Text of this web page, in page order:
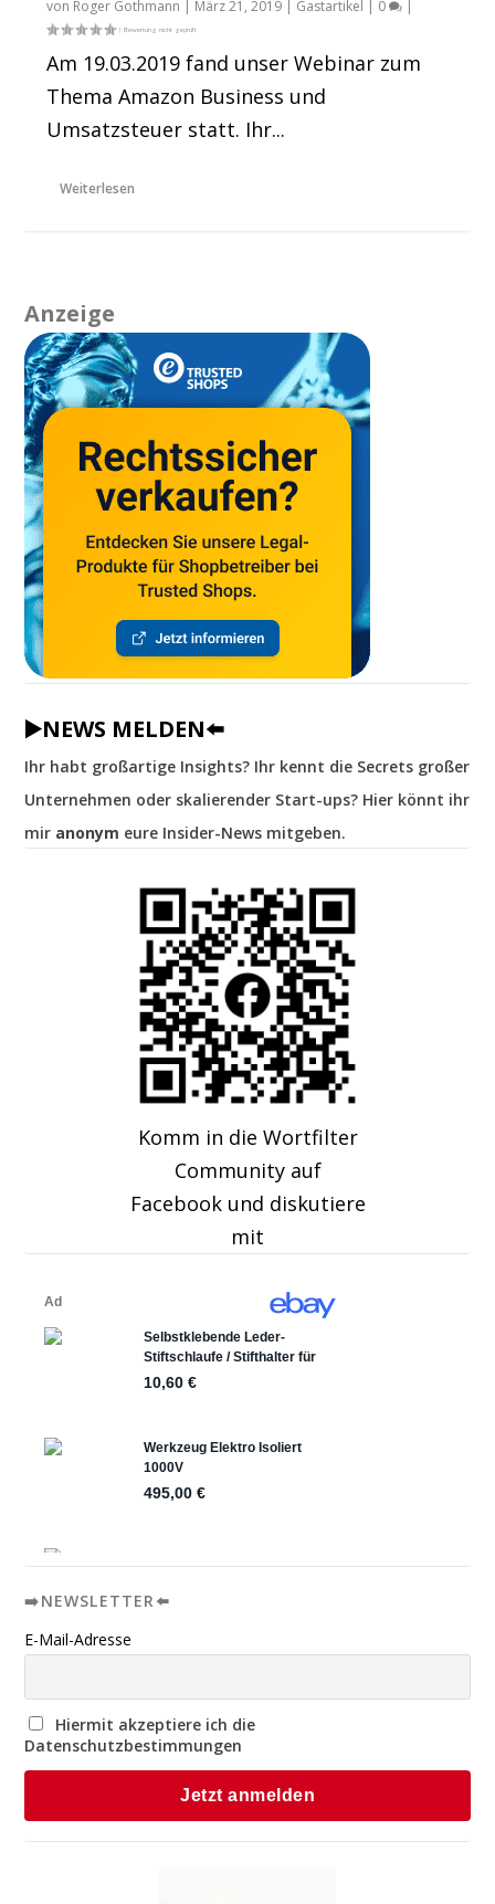
von Roger Gothmann März 21, 2019 Gastartikel 0
Am 19.03.2019 fand unser Webinar zum
Thema Amazon Business und
Umsatzsteuer statt. Ihr...
Weiterlesen
Anzeige
▶️NEWS MELDEN⬅️
Ihr habt großartige Insights? Ihr kennt die Secrets großer
Unternehmen oder skalierender Start-ups? Hier könnt ihr
mir anonym eure Insider-News mitgeben.
Komm in die Wortfilter
Community auf
Facebook und diskutiere
mit
➡️NEWSLETTER⬅️
E-Mail-Adresse
Hiermit akzeptiere ich die
Datenschutzbestimmungen